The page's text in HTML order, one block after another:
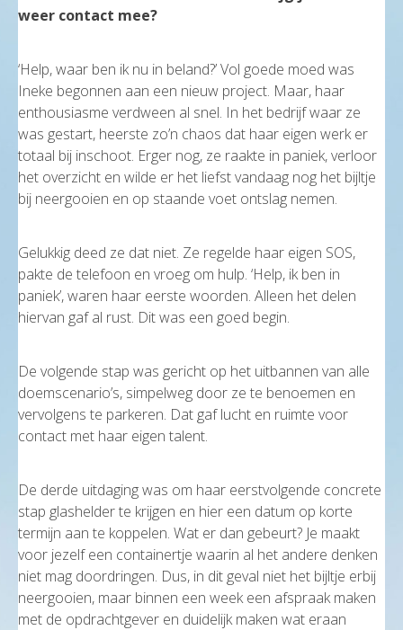
weer contact mee?
‘Help, waar ben ik nu in beland?’ Vol goede moed was
Ineke begonnen aan een nieuw project. Maar, haar
enthousiasme verdween al snel. In het bedrijf waar ze
was gestart, heerste zo’n chaos dat haar eigen werk er
totaal bij inschoot. Erger nog, ze raakte in paniek, verloor
het overzicht en wilde er het liefst vandaag nog het bijltje
bij neergooien en op staande voet ontslag nemen.
Gelukkig deed ze dat niet. Ze regelde haar eigen SOS,
pakte de telefoon en vroeg om hulp. ‘Help, ik ben in
paniek’, waren haar eerste woorden. Alleen het delen
hiervan gaf al rust. Dit was een goed begin.
De volgende stap was gericht op het uitbannen van alle
doemscenario’s, simpelweg door ze te benoemen en
vervolgens te parkeren. Dat gaf lucht en ruimte voor
contact met haar eigen talent.
De derde uitdaging was om haar eerstvolgende concrete
stap glashelder te krijgen en hier een datum op korte
termijn aan te koppelen. Wat er dan gebeurt? Je maakt
voor jezelf een containertje waarin al het andere denken
niet mag doordringen. Dus, in dit geval niet het bijltje erbij
neergooien, maar binnen een week een afspraak maken
met de opdrachtgever en duidelijk maken wat eraan